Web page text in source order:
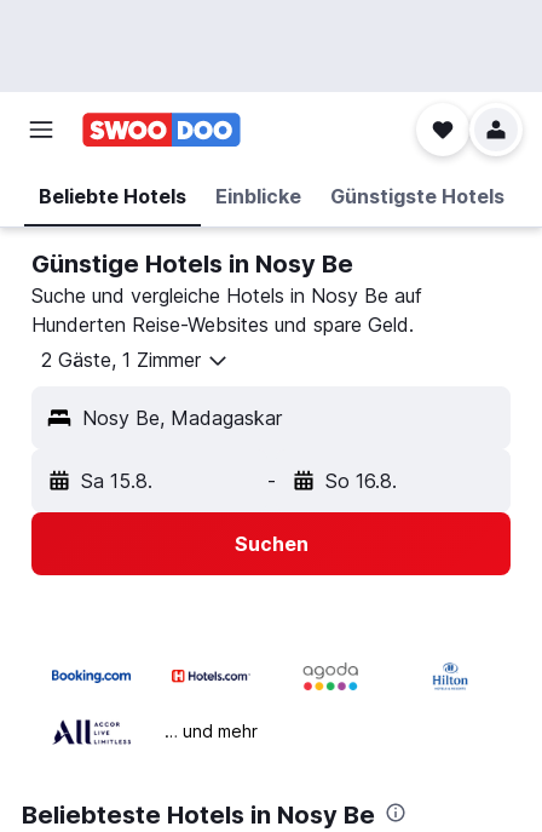
Beliebte Hotels Einblicke Günstigste Hotels
Günstige Hotels in Nosy Be
Suche und vergleiche Hotels in Nosy Be auf
Hunderten Reise-Websites und spare Geld.
2 Gäste, 1 Zimmer
Nosy Be, Madagaskar
Sa 15.8. - So 16.8.
Suchen
… und mehr
Beliebteste Hotels in Nosy Be